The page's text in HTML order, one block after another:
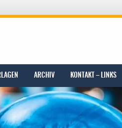
ARCHIV KONTAKT – LINKS